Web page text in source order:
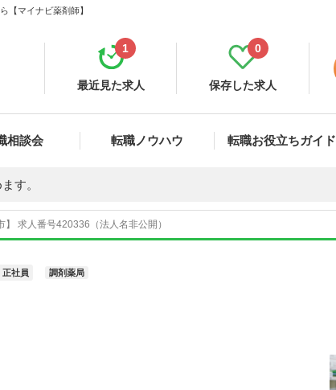
【マイナビ薬剤師】
最近見た求人
1
保存した求人
0
相談会 転職ノウハウ 転職お役立ちガイド
す。
】 求人番号420336（法人名非公開）
正社員 調剤薬局